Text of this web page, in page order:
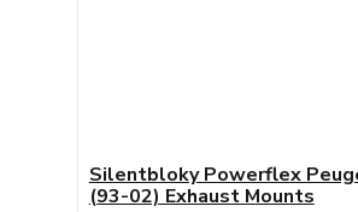
Silentbloky Powerflex
(93-02) Exhaust Mounts